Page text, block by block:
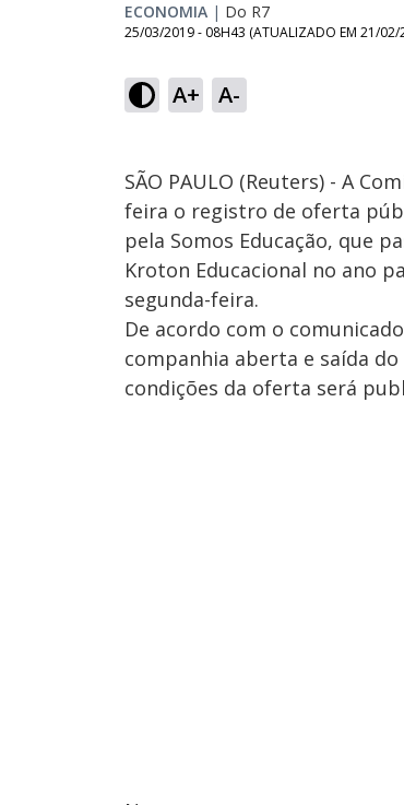
ECONOMIA | Do R7
25/03/2019 - 08H43 (ATUALIZADO EM 21/02/
A+ A-
SÃO PAULO (Reuters) - A
feira o registro de oferta
pela Somos Educação, que
Kroton Educacional no ano
segunda-feira.
De acordo com o
companhia aberta e saída
condições da oferta será